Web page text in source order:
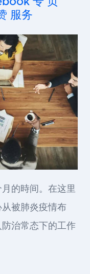
服务
的時间。在这里
被肺炎疫情布
治常态下的工作